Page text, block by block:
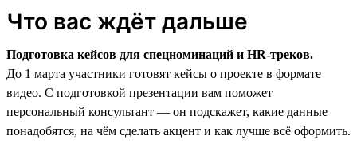
Что вас ждёт дальше
Подготовка кейсов для спецноминаций и HR-треков.
До 1 марта участники готовят кейсы о проекте в формате
видео. С подготовкой презентации вам поможет
персональный консультант — он подскажет, какие данные
понадобятся, на чём сделать акцент и как лучше всё оформить.